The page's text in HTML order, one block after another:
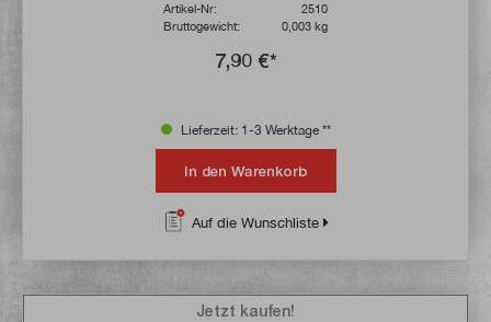
Artikel-Nr:
2510
Bruttogewicht:
0,003 kg
7,90 €*
Lieferzeit: 1-3 Werktage **
In den Warenkorb
Auf die Wunschliste
Jetzt kaufen!